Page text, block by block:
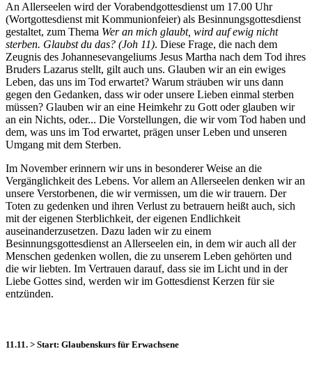
An Allerseelen wird der Vorabendgottesdienst um 17.00 Uhr
(Wortgottesdienst mit Kommunionfeier) als Besinnungsgottesdienst
gestaltet, zum Thema Wer an mich glaubt, wird auf ewig nicht
sterben. Glaubst du das? (Joh 11). Diese Frage, die nach dem
Zeugnis des Johannesevangeliums Jesus Martha nach dem Tod ihres
Bruders Lazarus stellt, gilt auch uns. Glauben wir an ein ewiges
Leben, das uns im Tod erwartet? Warum sträuben wir uns dann
gegen den Gedanken, dass wir oder unsere Lieben einmal sterben
müssen? Glauben wir an eine Heimkehr zu Gott oder glauben wir
an ein Nichts, oder... Die Vorstellungen, die wir vom Tod haben und
dem, was uns im Tod erwartet, prägen unser Leben und unseren
Umgang mit dem Sterben.
Im November erinnern wir uns in besonderer Weise an die
Vergänglichkeit des Lebens. Vor allem an Allerseelen denken wir an
unsere Verstorbenen, die wir vermissen, um die wir trauern. Der
Toten zu gedenken und ihren Verlust zu betrauern heißt auch, sich
mit der eigenen Sterblichkeit, der eigenen Endlichkeit
auseinanderzusetzen. Dazu laden wir zu einem
Besinnungsgottesdienst an Allerseelen ein, in dem wir auch all der
Menschen gedenken wollen, die zu unserem Leben gehörten und
die wir liebten. Im Vertrauen darauf, dass sie im Licht und in der
Liebe Gottes sind, werden wir im Gottesdienst Kerzen für sie
entzünden.
11.11. > Start: Glaubenskurs für Erwachsene